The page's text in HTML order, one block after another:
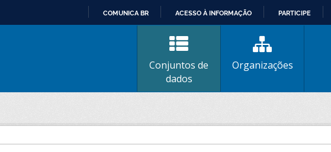
CONTEÚDO
COMUNICA BR ACESSO À INFORMAÇÃO PARTICIPE
Conjuntos de
dados
Organizações